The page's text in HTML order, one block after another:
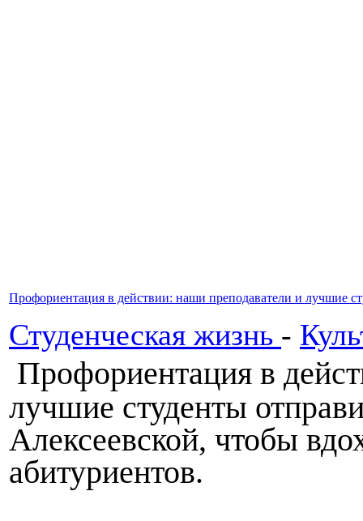
Профориентация в действии: наши преподаватели и лучшие
Студенческая жизнь -
Профориентация в
лучшие студенты
Алексеевской, чтобы
абитуриентов.